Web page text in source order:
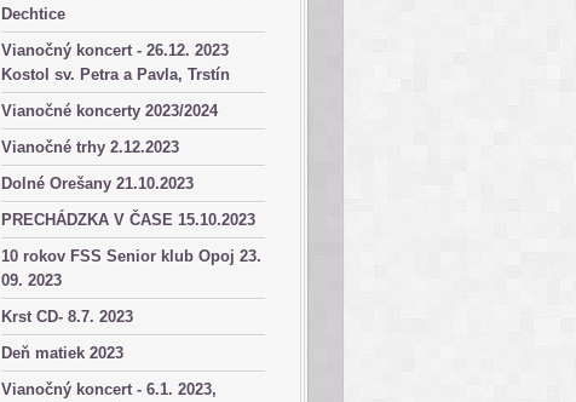
Dechtice
Vianočný koncert - 26.12. 2023
Kostol sv. Petra a Pavla, Trstín
Vianočné koncerty 2023/2024
Vianočné trhy 2.12.2023
Dolné Orešany 21.10.2023
PRECHÁDZKA V ČASE 15.10.2023
10 rokov FSS Senior klub Opoj 23.
09. 2023
Krst CD- 8.7. 2023
Deň matiek 2023
Vianočný koncert - 6.1. 2023,